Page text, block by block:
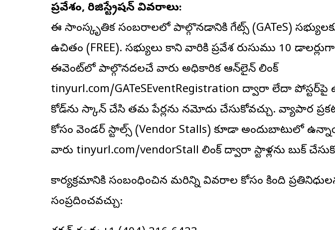
ప్రవేశం, రిజిస్ట్రేషన్ వివరాలు:
ఈ సాంస్కృతిక సంబరాలలో పాల్గొనడానికి గేట్స్ (GATeS) సభ్యులకు
ఉచితం (FREE). సభ్యులు కాని వారికి ప్రవేశ రుసుము 10
ఈవెంట్‌లో పాల్గొనదలచే వారు అధికారిక ఆన్‌లైన్ లింక్
tinyurl.com/GATeSEventRegistration ద్వారా లేదా పోస్టర్‌పై
కోడ్‌ను స్కాన్ చేసి తమ పేర్లను నమోదు చేసుకోవచ్చు. వ్యాపార
కోసం వెండర్ స్టాల్స్ (Vendor Stalls) కూడా అందుబాటులో
వారు tinyurl.com/vendorStall లింక్ ద్వారా స్టాళ్లను బుక్
కార్యక్రమానికి సంబంధించిన మరిన్ని వివరాల కోసం కింది
సంప్రదించవచ్చు: